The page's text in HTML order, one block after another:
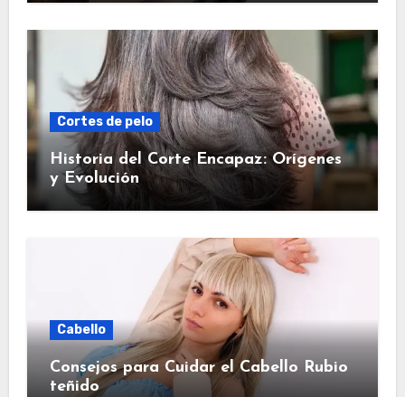
Cortes de pelo
Historia del Corte Encapaz: Orígenes
y Evolución
Cabello
Consejos para Cuidar el Cabello Rubio
teñido